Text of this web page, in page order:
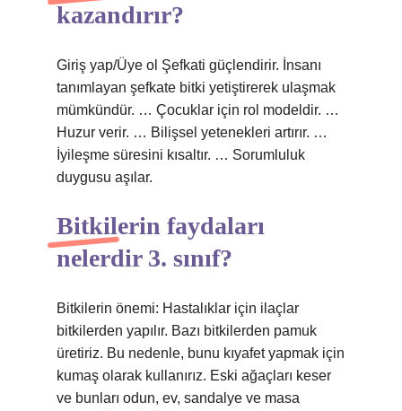
kazandırır?
Giriş yap/Üye ol Şefkati güçlendirir. İnsanı
tanımlayan şefkate bitki yetiştirerek ulaşmak
mümkündür. … Çocuklar için rol modeldir. …
Huzur verir. … Bilişsel yetenekleri artırır. …
İyileşme süresini kısaltır. … Sorumluluk
duygusu aşılar.
Bitkilerin faydaları
nelerdir 3. sınıf?
Bitkilerin önemi: Hastalıklar için ilaçlar
bitkilerden yapılır. Bazı bitkilerden pamuk
üretiriz. Bu nedenle, bunu kıyafet yapmak için
kumaş olarak kullanırız. Eski ağaçları keser
ve bunları odun, ev, sandalye ve masa